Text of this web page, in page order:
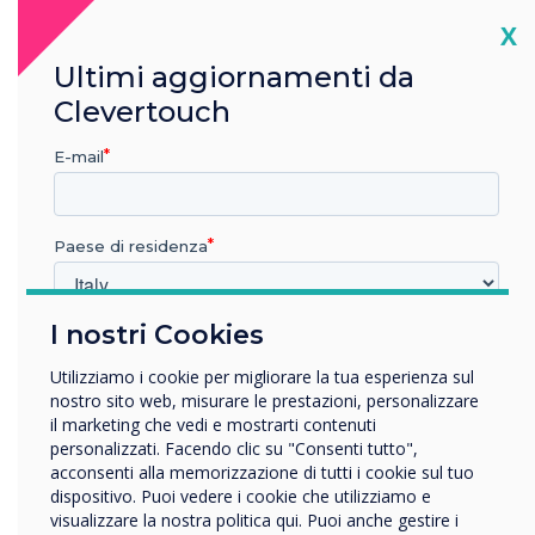
READ NEXT
I nostri Cookies
Utilizziamo i cookie per migliorare la tua esperienza sul
nostro sito web, misurare le prestazioni, personalizzare
il marketing che vedi e mostrarti contenuti
personalizzati. Facendo clic su "Consenti tutto",
acconsenti alla memorizzazione di tutti i cookie sul tuo
dispositivo. Puoi vedere i cookie che utilizziamo e
visualizzare la nostra politica qui. Puoi anche gestire i
X
Ultimi aggiornamenti da
Clevertouch
E-mail
Paese di residenza
In quale settore lavora?
Impresa
Altro
Nome della società